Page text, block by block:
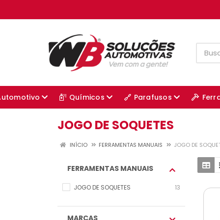
Químicos Parafusos
JOGO DE SOQUETES
INÍCIO FERRAMENTAS MANUAIS JOGO DE
FERRAMENTAS MANUAIS
JOGO DE SOQUETES 13
MARCAS